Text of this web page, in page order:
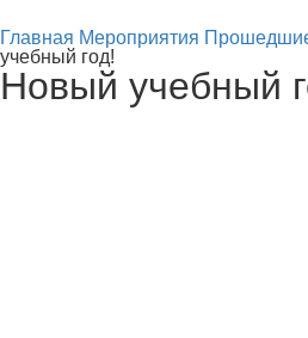
Главная Мероприятия
учебный год!
Новый учебный